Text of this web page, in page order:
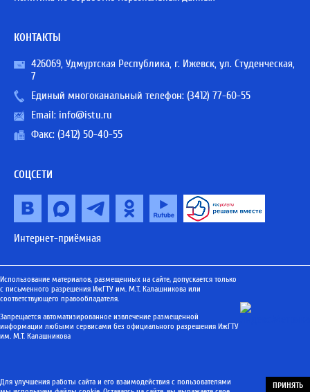
КОНТАКТЫ
426069, Удмуртская Республика, г. Ижевск, ул. Студенческая,
7
Единый многоканальный телефон: (3412) 77-60-55
Email: info@istu.ru
Факс: (3412) 50-40-55
СОЦСЕТИ
Интернет-приёмная
Использование материалов, размещенных на сайте, допускается только
с письменного разрешения ИжГТУ им. М.Т. Калашникова или
соответствующего правообладателя.
Запрещается автоматизированное извлечение размещенной
информации любыми сервисами без официального разрешения ИжГТУ
им. М.Т. Калашникова
Для улучшения работы сайта и его взаимодействия с пользователями
ПРИНЯТЬ